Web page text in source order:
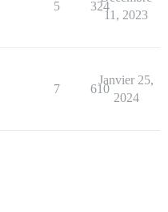
5 324
11, 2023
7 610
Janvier 25,
2024